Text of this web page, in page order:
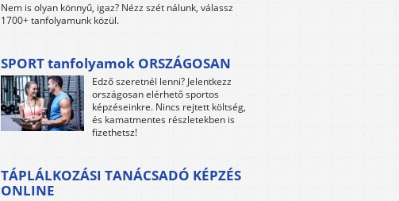
Nem is olyan könnyű, igaz? Nézz szét nálunk, válassz
1700+ tanfolyamunk közül.
SPORT tanfolyamok ORSZÁGOSAN
Edző szeretnél lenni? Jelentkezz
országosan elérhető sportos
képzéseinkre. Nincs rejtett költség,
és kamatmentes részletekben is
fizethetsz!
TÁPLÁLKOZÁSI TANÁCSADÓ KÉPZÉS
ONLINE